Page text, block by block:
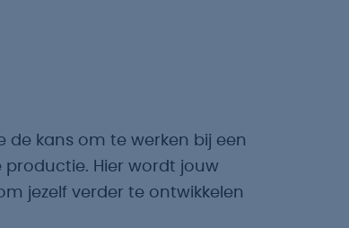
de kans om te werken bij een
Hier wordt jouw
jezelf verder te ontwikkelen